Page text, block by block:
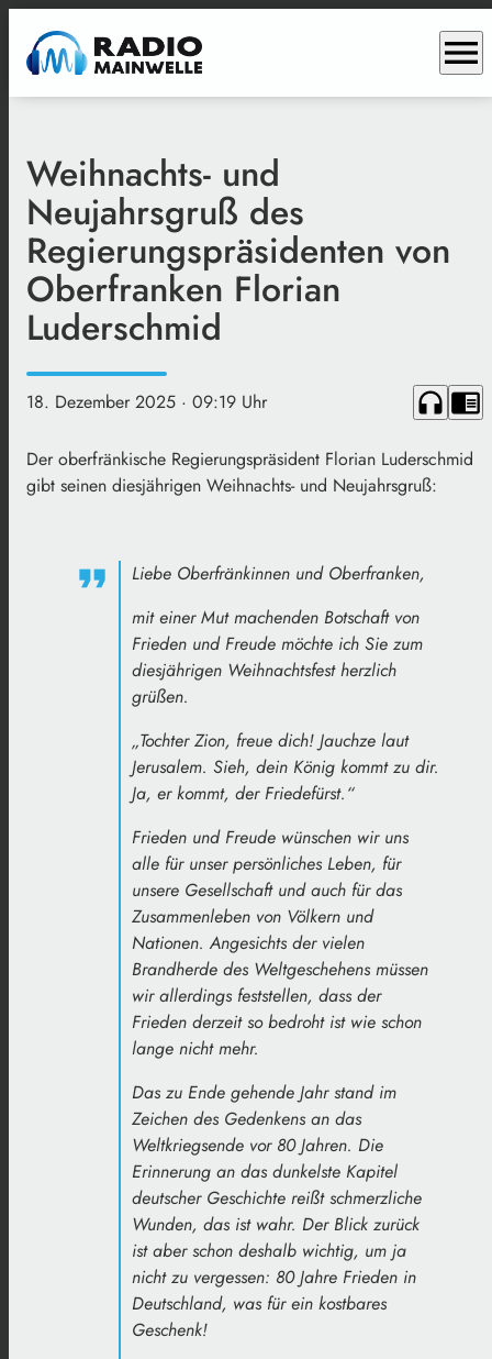
menu
Weihnachts- und
Neujahrsgruß des
Regierungspräsidenten von
Oberfranken Florian
Luderschmid
18. Dezember 2025 · 09:19 Uhr headphones chrome_reader_mode
Der oberfränkische Regierungspräsident Florian Luderschmid
gibt seinen diesjährigen Weihnachts- und Neujahrsgruß:
Liebe Oberfränkinnen und Oberfranken,
mit einer Mut machenden Botschaft von
Frieden und Freude möchte ich Sie zum
diesjährigen Weihnachtsfest herzlich
grüßen.
„Tochter Zion, freue dich! Jauchze laut
Jerusalem. Sieh, dein König kommt zu dir.
Ja, er kommt, der Friedefürst.“
Frieden und Freude wünschen wir uns
alle für unser persönliches Leben, für
unsere Gesellschaft und auch für das
Zusammenleben von Völkern und
Nationen. Angesichts der vielen
Brandherde des Weltgeschehens müssen
wir allerdings feststellen, dass der
Frieden derzeit so bedroht ist wie schon
lange nicht mehr.
Das zu Ende gehende Jahr stand im
Zeichen des Gedenkens an das
Weltkriegsende vor 80 Jahren. Die
Erinnerung an das dunkelste Kapitel
deutscher Geschichte reißt schmerzliche
Wunden, das ist wahr. Der Blick zurück
ist aber schon deshalb wichtig, um ja
nicht zu vergessen: 80 Jahre Frieden in
Deutschland, was für ein kostbares
Geschenk!